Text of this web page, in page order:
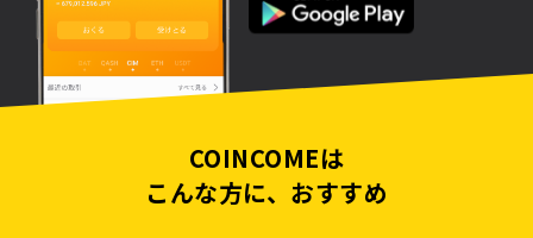
COINCOMEは
こんな方に、おすすめ